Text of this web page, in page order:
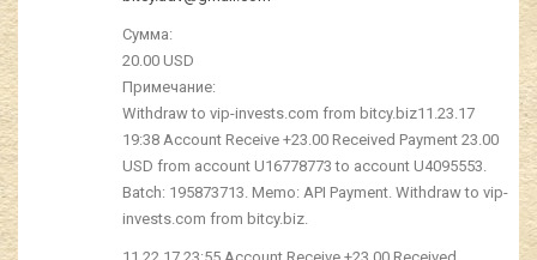
Сумма:
20.00 USD
Примечание:
Withdraw to vip-invests.com from bitcy.biz11.23.17
19:38 Account Receive +23.00 Received Payment 23.00
USD from account U16778773 to account U4095553.
Batch: 195873713. Memo: API Payment. Withdraw to vip-
invests.com from bitcy.biz.